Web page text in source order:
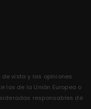
de vista y las opiniones
los de la Unión Europea o
responsables de